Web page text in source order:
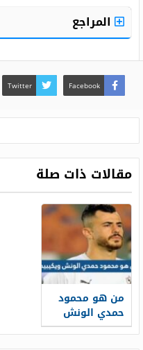
المراجع
Facebook
Twitter
مقالات ذات صلة
من هو محمود
حمدي الونش
ويكيبيديا